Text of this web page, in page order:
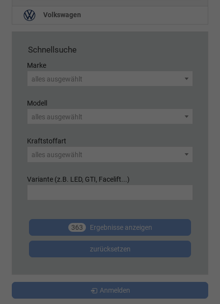
Volkswagen
Schnellsuche
Marke
alles ausgewählt
Modell
alles ausgewählt
Kraftstoffart
alles ausgewählt
Variante (z.B. LED, GTI, Facelift...)
363 Ergebnisse anzeigen
zurücksetzen
Anmelden